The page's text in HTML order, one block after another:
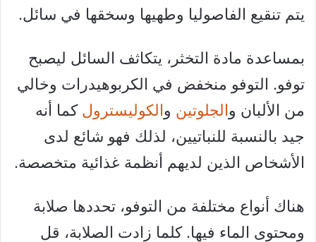
يتم تنقيع الفاصوليا وطهيها وسخقها في سائل.
بمساعدة مادة التخثر، يتكاثف السائل ليصبح
توفو. التوفو منخفض في الكربوهيدرات وخالي
من الألبان والجلوتين والكوليسترول كما أنه
جيد بالنسبة للنباتيين، لذلك فهو شائع لدى
الأشخاص الذين لديهم أنظمة غذائية متخصصة.
هناك أنواع مختلفة من التوفو، تحددها صلابة
ومحتوى الماء فيها. كلما زادت الصلابة، قل